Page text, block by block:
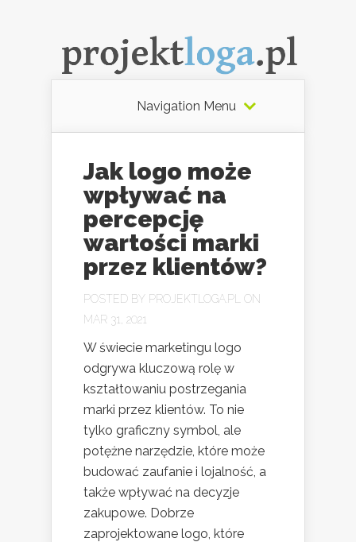
Navigation Menu
Jak logo może
wpływać na
percepcję
wartości marki
przez klientów?
POSTED BY PROJEKTLOGA.PL
ON
MAR 31, 2021
W świecie marketingu logo
odgrywa kluczową rolę w
kształtowaniu postrzegania
marki przez klientów. To nie
tylko graficzny symbol, ale
potężne narzędzie, które może
budować zaufanie i lojalność, a
także wpływać na decyzje
zakupowe. Dobrze
zaprojektowane logo, które